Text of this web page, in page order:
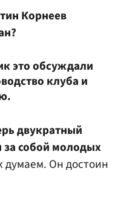
Корнеев
это обсуждали
клуба и
двукратный
за собой молодых
Он достоин